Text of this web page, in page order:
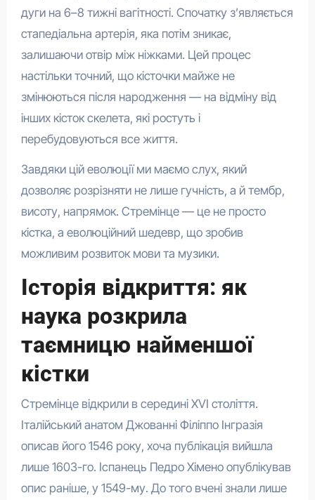
дуги на 6–8 тижні вагітності. Спочатку з’являється
стапедіальна артерія, яка потім зникає,
залишаючи отвір між ніжками. Цей процес
настільки точний, що кісточки майже не
змінюються після народження — на відміну від
інших кісток скелета, які ростуть і
перебудовуються все життя.
Завдяки цій еволюції ми маємо слух, який
дозволяє розрізняти не лише гучність, а й тембр,
висоту, напрямок. Стремінце — це не просто
кістка, а еволюційний шедевр, що зробив
можливим розвиток мови та музики.
Історія відкриття: як
наука розкрила
таємницю найменшої
кістки
Стремінце відкрили в середині XVI століття.
Італійський анатом Джованні Філіппо Інгразія
описав його 1546 року, хоча публікація вийшла
лише 1603-го. Іспанець Педро Хімено опублікував
опис раніше, у 1549-му. До того вчені знали лише